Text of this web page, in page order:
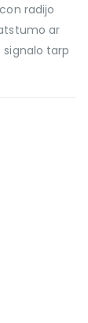
radijo
ar
signalo tarp